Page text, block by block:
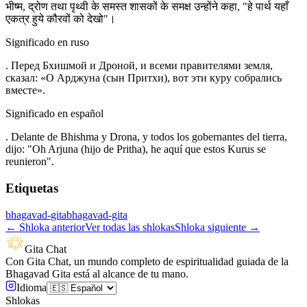
भीष्म, द्रोण तथा पृथ्वी के समस्त शासकों के समक्ष उन्होंने कहा, "हे पार्थ यहाँ
एकत्र हुये कौरवों को देखो"।
Significado en ruso
. Перед Бхишмой и Дроной, и всеми правителями земля,
сказал: «О Арджуна (сын Притхи), вот эти куру собрались
вместе».
Significado en español
. Delante de Bhishma y Drona, y todos los gobernantes del tierra,
dijo: "Oh Arjuna (hijo de Pritha), he aquí que estos Kurus se
reunieron".
Etiquetas
bhagavad-gitabhagavad-gita
← Shloka anteriorVer todas las shlokasShloka siguiente →
Gita Chat
Con Gita Chat, un mundo completo de espiritualidad guiada de la
Bhagavad Gita está al alcance de tu mano.
Idioma
Shlokas